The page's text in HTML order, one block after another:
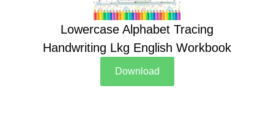
Lowercase Alphabet Tracing
Handwriting Lkg English Workbook
Download